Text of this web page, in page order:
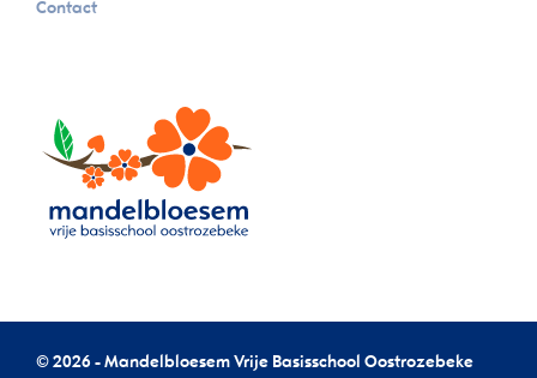
Contact
© 2026 - Mandelbloesem Vrije Basisschool Oostrozebeke